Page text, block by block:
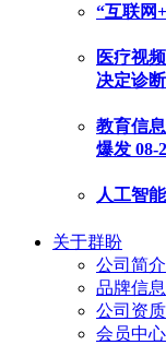
“互联网
医疗视
决定诊
教育信
爆发 08-
人工智
关于群盼
公司简介
品牌信息
公司资质
会员中心